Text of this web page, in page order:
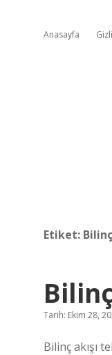
Anasayfa
Etiket:
Tarih: Ekim 28,
Bilinç akışı